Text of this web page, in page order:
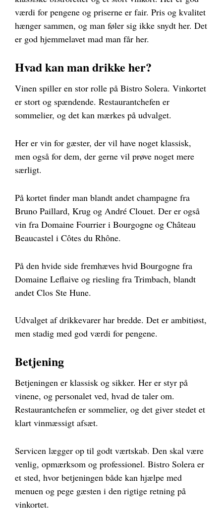
værdi for pengene og priserne er fair. Pris og kvalitet
hænger sammen, og man føler sig ikke snydt her. Det
er god hjemmelavet mad man får her.
Hvad kan man drikke her?
Vinen spiller en stor rolle på Bistro Solera. Vinkortet
er stort og spændende. Restaurantchefen er
sommelier, og det kan mærkes på udvalget.
Her er vin for gæster, der vil have noget klassisk,
men også for dem, der gerne vil prøve noget mere
særligt.
På kortet finder man blandt andet champagne fra
Bruno Paillard, Krug og André Clouet. Der er også
vin fra Domaine Fourrier i Bourgogne og Château
Beaucastel i Côtes du Rhône.
På den hvide side fremhæves hvid Bourgogne fra
Domaine Leflaive og riesling fra Trimbach, blandt
andet Clos Ste Hune.
Udvalget af drikkevarer har bredde. Det er ambitiøst,
men stadig med god værdi for pengene.
Betjening
Betjeningen er klassisk og sikker. Her er styr på
vinene, og personalet ved, hvad de taler om.
Restaurantchefen er sommelier, og det giver stedet et
klart vinmæssigt afsæt.
Servicen lægger op til godt værtskab. Den skal være
venlig, opmærksom og professionel. Bistro Solera er
et sted, hvor betjeningen både kan hjælpe med
menuen og pege gæsten i den rigtige retning på
vinkortet.